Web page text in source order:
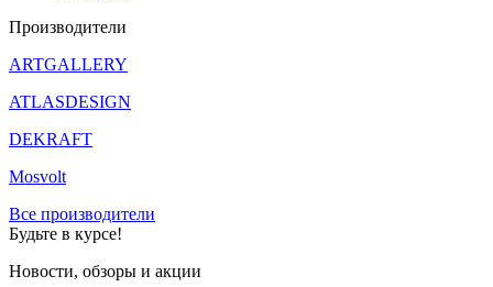
Производители
ARTGALLERY
ATLASDESIGN
DEKRAFT
Mosvolt
Все производители
Будьте в курсе!
Новости, обзоры и акции